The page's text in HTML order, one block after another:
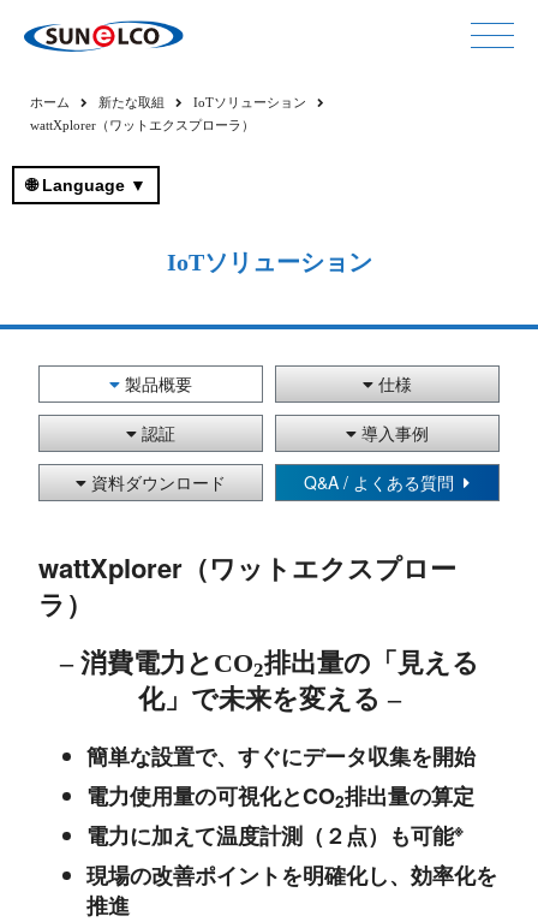
ホーム 新たな取組
IoTソリューション
wattXplorer（ワットエクスプローラ）
🌐 Language ▼
IoTソリューション
製品概要 仕様
認証 導入事例
資料ダウンロード Q&A / よくある質問
wattXplorer（ワットエクスプロー
ラ）
– 消費電力とCO2排出量の「見える
化」で未来を変える –
簡単な設置で、すぐにデータ収集を開始
電力使用量の可視化とCO2排出量の算定
電力に加えて温度計測（２点）も可能※
現場の改善ポイントを明確化し、効率化を
推進